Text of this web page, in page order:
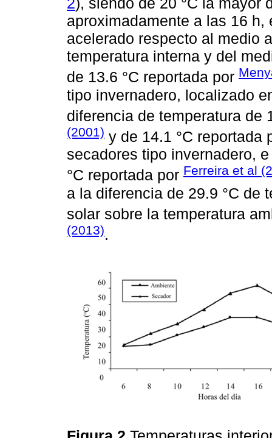
aproximadamente a las 16
acelerado respecto al medio
temperatura interna y del
de 13.6 °C reportada por
tipo invernadero, localizado
diferencia de temperatura de
(2001) y de 14.1 °C reportada
secadores tipo invernadero,
°C reportada por Ferreira et al
a la diferencia de 29.9 °C de
solar sobre la temperatura
(2013).